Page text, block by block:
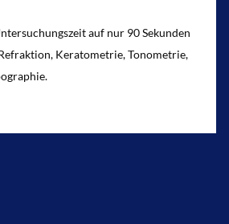
auf nur 90 Sekunden
Keratometrie, Tonometrie,